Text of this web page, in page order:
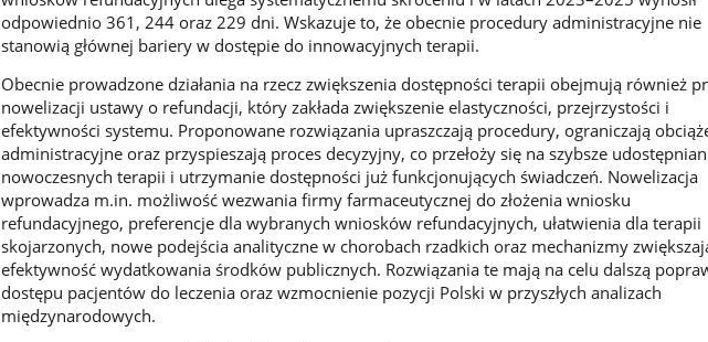
odpowiednio 361, 244 oraz 229 dni. Wskazuje to, że obecnie procedury administracyjne nie
stanowią głównej bariery w dostępie do innowacyjnych terapii.
Obecnie prowadzone działania na rzecz zwiększenia dostępności terapii obejmują również
nowelizacji ustawy o refundacji, który zakłada zwiększenie elastyczności, przejrzystości i
efektywności systemu. Proponowane rozwiązania upraszczają procedury, ograniczają
administracyjne oraz przyspieszają proces decyzyjny, co przełoży się na szybsze
nowoczesnych terapii i utrzymanie dostępności już funkcjonujących świadczeń. Nowelizacja
wprowadza m.in. możliwość wezwania firmy farmaceutycznej do złożenia wniosku
refundacyjnego, preferencje dla wybranych wniosków refundacyjnych, ułatwienia dla terapii
skojarzonych, nowe podejścia analityczne w chorobach rzadkich oraz mechanizmy
efektywność wydatkowania środków publicznych. Rozwiązania te mają na celu dalszą
dostępu pacjentów do leczenia oraz wzmocnienie pozycji Polski w przyszłych analizach
międzynarodowych.